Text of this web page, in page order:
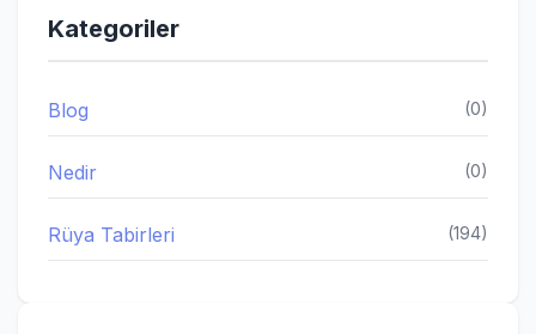
Kategoriler
Blog (0)
Nedir (0)
Rüya Tabirleri (194)